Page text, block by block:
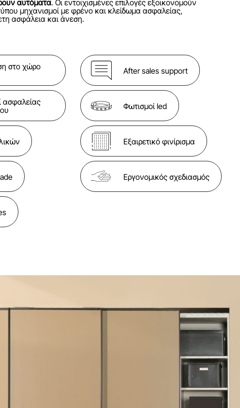
αυτόματα. Οι εντοιχισμένες επιλογές εξοικονομούν
μηχανισμοί με φρένο και κλείδωμα ασφαλείας,
ασφάλεια και άνεση.
στο χώρο
ασφαλείας
After sales support
Φωτισμοί led
Εξαιρετικό φινίρισμα
Εργονομικός σχεδιασμός